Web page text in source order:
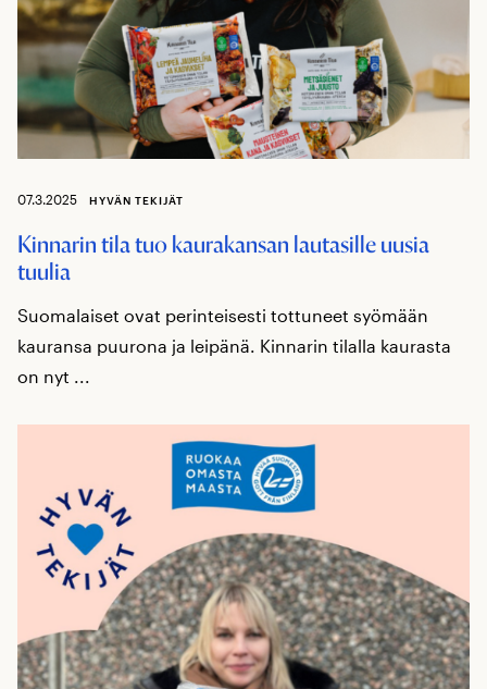
07.3.2025 HYVÄN TEKIJÄT
Kinnarin tila tuo kaurakansan lautasille uusia
tuulia
Suomalaiset ovat perinteisesti tottuneet syömään
kauransa puurona ja leipänä. Kinnarin tilalla kaurasta
on nyt ...